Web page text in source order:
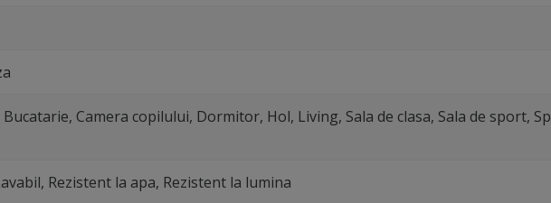
Camera copilului, Dormitor, Hol, Living, Sala de clasa, Sala de sport,
Rezistent la apa, Rezistent la lumina